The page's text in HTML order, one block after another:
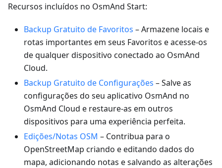
Recursos incluídos no OsmAnd Start:
Backup Gratuito de Favoritos – Armazene locais e
rotas importantes em seus Favoritos e acesse-os
de qualquer dispositivo conectado ao OsmAnd
Cloud.
Backup Gratuito de Configurações – Salve as
configurações do seu aplicativo OsmAnd no
OsmAnd Cloud e restaure-as em outros
dispositivos para uma experiência perfeita.
Edições/Notas OSM – Contribua para o
OpenStreetMap criando e editando dados do
mapa, adicionando notas e salvando as alterações